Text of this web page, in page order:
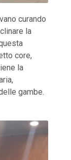
curando
la
core,
la
gambe.